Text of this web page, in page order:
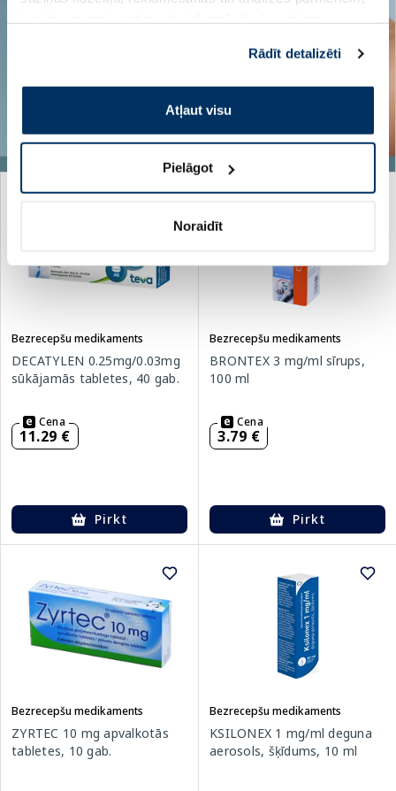
pakalpojumus. Ja piekrītat šo papildu sīkdatņu
izmantošanai, lūdzu, atzīmējiet savu izvēli:
Rādīt detalizēti
Atļaut visu
Pielāgot
Noraidīt
Bezrecepšu medikaments
DECATYLEN 0.25mg/0.03mg
sūkājamās tabletes, 40 gab.
Cena
11.29 €
Pirkt
Bezrecepšu medikaments
BRONTEX 3 mg/ml sīrups,
100 ml
Cena
3.79 €
Pirkt
Bezrecepšu medikaments
ZYRTEC 10 mg apvalkotās
tabletes, 10 gab.
Bezrecepšu medikaments
KSILONEX 1 mg/ml deguna
aerosols, šķīdums, 10 ml